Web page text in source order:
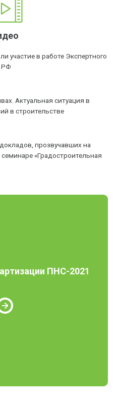
в работе Экспертного
РФ
Актуальная ситуация в
в строительстве
прозвучавших на
«Градостроительная
ПНС-2021